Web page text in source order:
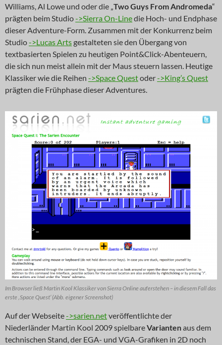
Williams, Al Lowe und oder die „Two Guys From Andromeda“
prägten beim Studio->Sierra On-Linedie Hoch- und Endphase
dieser Adventure-Form. Zusammen mit der Konkurrenz beim
Studio->Lucas Arts gestalteten sie den Übergang von
textbasierten Spielen zu heutigen Point&Click-Abenteuern,
die sich nun meist allein mit der Maus steuern lassen. Heutige
Klassiker wie die Reihen ->Space Questoder->King’s Quest
prägten die Frühphase dieser Adventures.
Im Browser ließ Martin Kool Klassiker von Sierra Online auferstehen – in diesem Fall das
erste ‚Space Quest‘ (Abb. eigener Screenshot)
Auf der Webseite->sarien.netveröffentlichte der
Niederländer Martin Kool 2009 spielbareVariantenaus dem
technischen Stand, der EGA- und VGA-Grafiken in 2D noch